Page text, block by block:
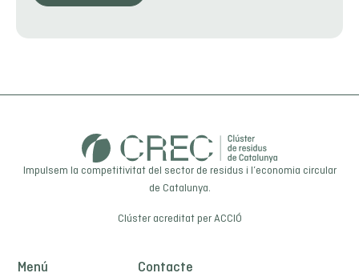
Impulsem la competitivitat del sector de residus i l’economia circular
de Catalunya.
Clúster acreditat perACCIÓ
Menú
Contacte